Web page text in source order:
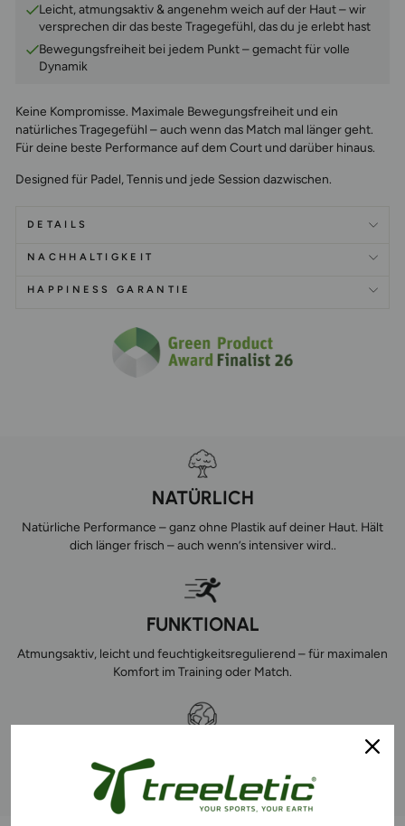
Leicht, atmungsaktiv & angenehm weich auf der Haut – wir
versprechen dir das beste Tragegefühl, das du je erlebt hast
Bewegungsfreiheit bei jedem Punkt – gemacht für volle
Dynamik
Keine Kompromisse. Maximale Bewegungsfreiheit und ein
natürliches Tragegefühl – auch wenn das Match mal länger geht.
Für deine beste Performance auf dem Court und darüber hinaus.
Designed für Padel, Tennis und jede Session dazwischen.
DETAILS
NACHHALTIGKEIT
HAPPINESS GARANTIE
NATÜRLICH
Natürliche Performance – ganz ohne Plastik auf deiner Haut. Hält
dich länger frisch – auch wenn’s intensiver wird..
FUNKTIONAL
Atmungsaktiv, leicht und feuchtigkeitsregulierend – für maximalen
Komfort im Training oder Match.
Unsere Materialien reduzieren bis zu 80 % Co2 und schonen
natürliche Ressourcen. So verbindest du Sport mit Impact.